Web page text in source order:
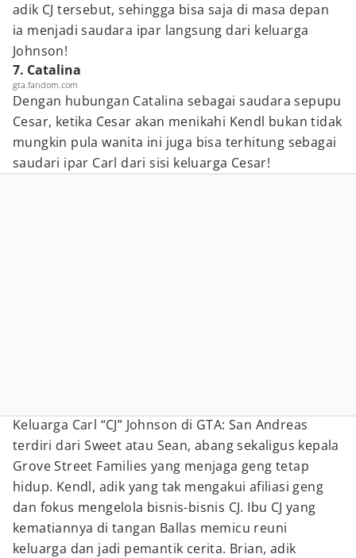
adik CJ tersebut, sehingga bisa saja di masa depan
ia menjadi saudara ipar langsung dari keluarga
Johnson!
7. Catalina
gta.fandom.com
Dengan hubungan Catalina sebagai saudara sepupu
Cesar, ketika Cesar akan menikahi Kendl bukan tidak
mungkin pula wanita ini juga bisa terhitung sebagai
saudari ipar Carl dari sisi keluarga Cesar!
Keluarga Carl “CJ” Johnson di GTA: San Andreas
terdiri dari Sweet atau Sean, abang sekaligus kepala
Grove Street Families yang menjaga geng tetap
hidup. Kendl, adik yang tak mengakui afiliasi geng
dan fokus mengelola bisnis-bisnis CJ. Ibu CJ yang
kematiannya di tangan Ballas memicu reuni
keluarga dan jadi pemantik cerita. Brian, adik